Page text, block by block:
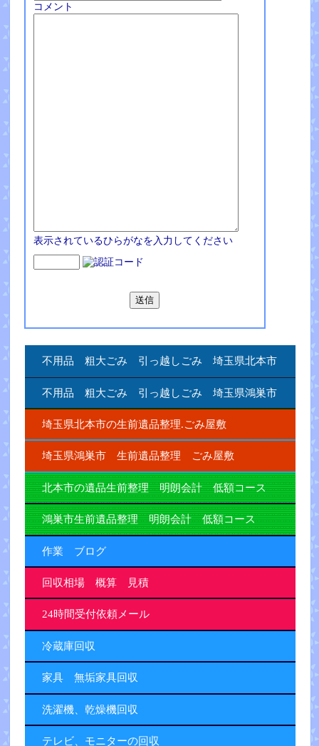
コメント
表示されているひらがなを入力してください
不用品 粗大ごみ 引っ越しごみ 埼玉県北本市
不用品 粗大ごみ 引っ越しごみ 埼玉県鴻巣市
埼玉県北本市の生前遺品整理.ごみ屋敷
埼玉県鴻巣市 生前遺品整理 ごみ屋敷
北本市の遺品生前整理 明朗会計 低額コース
鴻巣市生前遺品整理 明朗会計 低額コース
作業 ブログ
回収相場 概算 見積
24時間受付依頼メール
冷蔵庫回収
家具 無垢家具回収
洗濯機、乾燥機回収
テレビ、モニターの回収